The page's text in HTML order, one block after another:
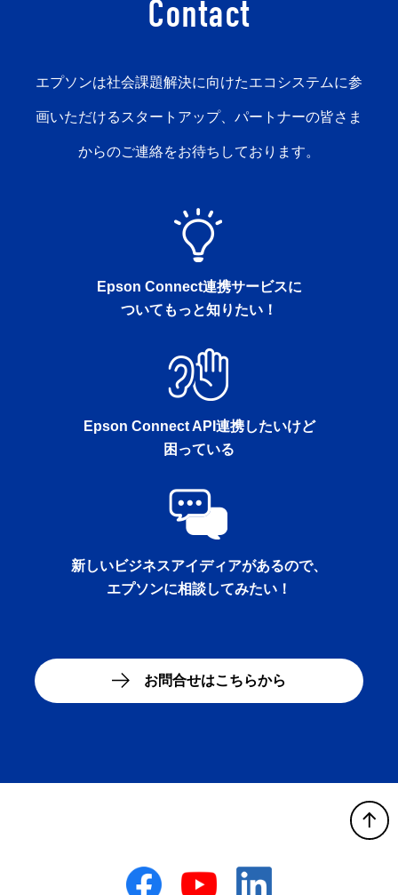
Contact
エプソンは社会課題解決に向けたエコシステムに参
画いただけるスタートアップ、パートナーの皆さま
からのご連絡をお待ちしております。
Epson Connect連携サービスに
ついてもっと知りたい！
Epson Connect API連携したいけど
困っている
新しいビジネスアイディアがあるので、
エプソンに相談してみたい！
お問合せはこちらから
Facebook YouTube